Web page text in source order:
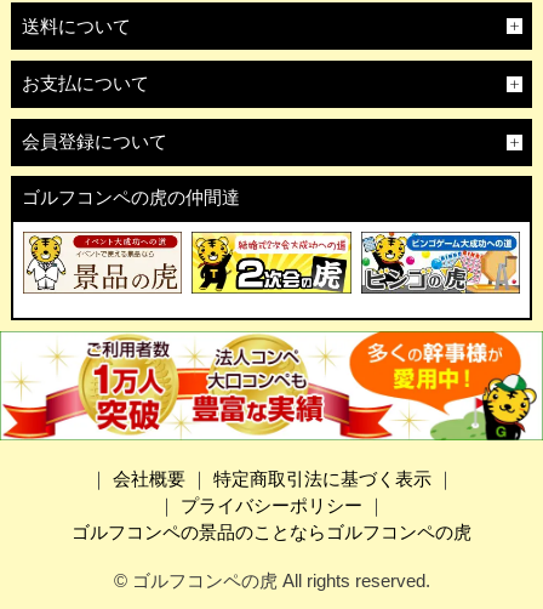
送料について
お支払について
会員登録について
ゴルフコンペの虎の仲間達
｜ 会社概要｜ 特定商取引法に基づく表示｜
｜ プライバシーポリシー ｜
ゴルフコンペの景品のことならゴルフコンペの虎
© ゴルフコンペの虎 All rights reserved.